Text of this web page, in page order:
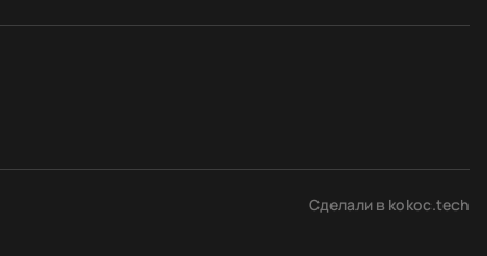
Сделали в kokoc.tech